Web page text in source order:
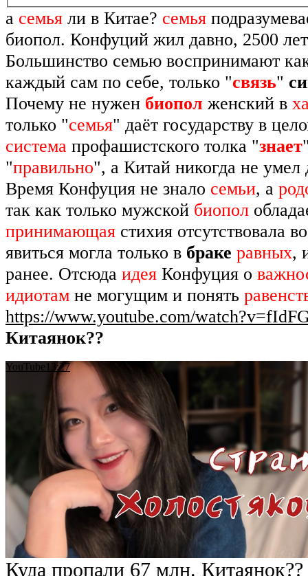
а семья ли в Китае? семья
биопол. Конфуций жил давно, 2500
Большинство семью воспринимают
каждый сам по себе, только "связь"
Почему не нужен биопол женский в
только "семья" даёт государству в
система профашистского толка "знает
"правильно", а Китай никогда не умел
Время Конфуция не знало семьи, а
так как только мужской биопол
принимающая стихия отсутствовала
явиться могла только в браке равных,
ранее. Отсюда идея Конфуция о
идиотам не могущим и понять
https://www.youtube.com/
Китаянок??
YouTube13:27
Куда пропали 67 млн.